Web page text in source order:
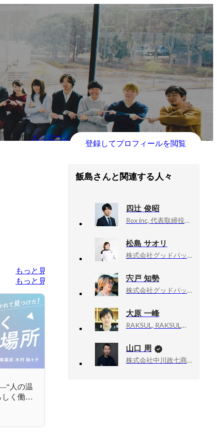
メッセージ
登録してプロフィールを閲覧
もっと見る
もっと見る
人の温
く働け
飯島さんと関連する人々
四辻 俊昭
Rox inc, 代表取締役 CEO / CMO
松島 サオリ
株式会社グッドパッチ, 人事グループマネージャー
宍戸 知勢
株式会社グッドパッチ, PeopleEmpowermentOffice 中途採用担当
大原 一峰
RAKSUL, RAKSUL事業 HRBP・人事部長
山口 周
株式会社中川政七商店, 社外取締役